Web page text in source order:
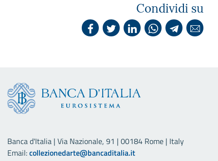
Condividi su
Banca d'Italia | Via Nazionale, 91 | 00184 Rome | Italy
Email:collezionedarte@bancaditalia.it